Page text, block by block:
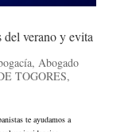
del verano y evita
, Abogado
TOGORES,
te ayudamos a